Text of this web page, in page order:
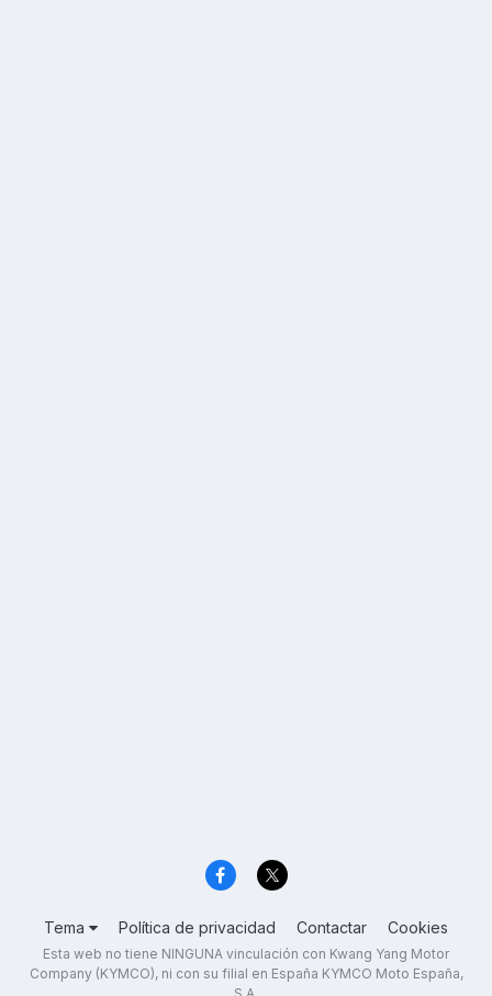
Tema Política de privacidad Contactar Cookies
Esta web no tiene NINGUNA vinculación con Kwang Yang Motor
Company (KYMCO), ni con su filial en España KYMCO Moto España,